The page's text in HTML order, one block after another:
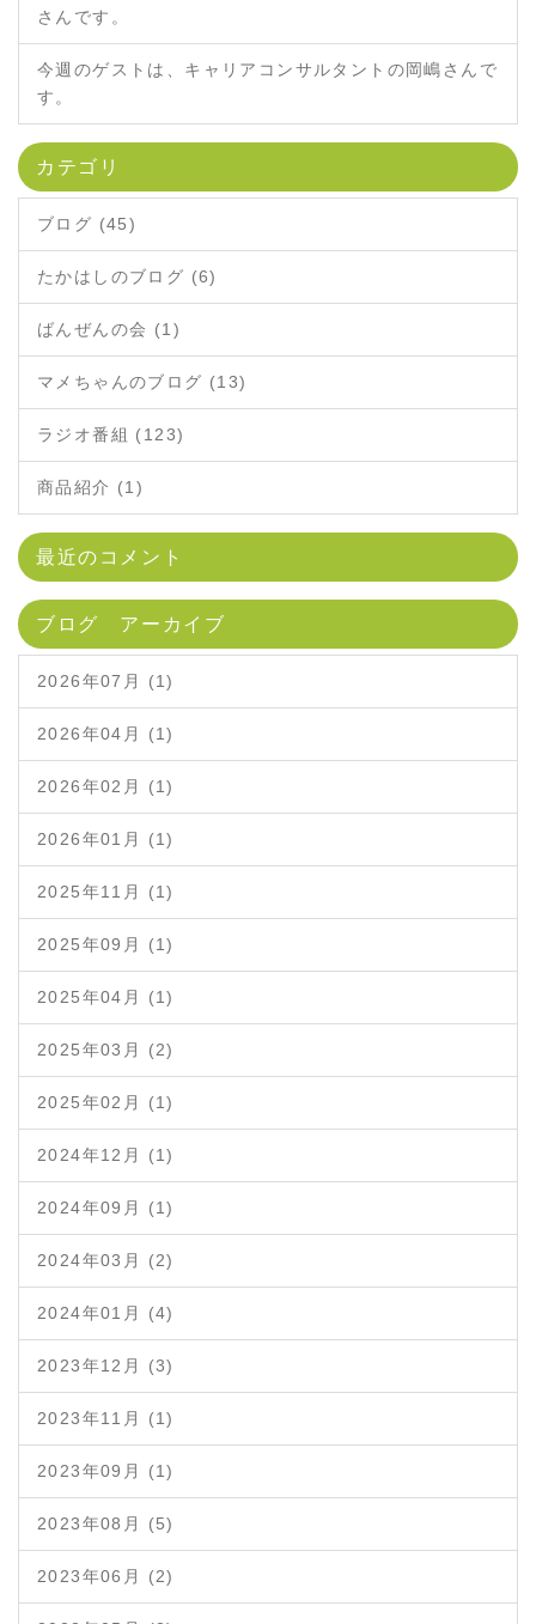
さんです。
今週のゲストは、キャリアコンサルタントの岡嶋さんで
す。
カテゴリ
ブログ (45)
たかはしのブログ (6)
ばんぜんの会 (1)
マメちゃんのブログ (13)
ラジオ番組 (123)
商品紹介 (1)
最近のコメント
ブログ アーカイブ
2026年07月 (1)
2026年04月 (1)
2026年02月 (1)
2026年01月 (1)
2025年11月 (1)
2025年09月 (1)
2025年04月 (1)
2025年03月 (2)
2025年02月 (1)
2024年12月 (1)
2024年09月 (1)
2024年03月 (2)
2024年01月 (4)
2023年12月 (3)
2023年11月 (1)
2023年09月 (1)
2023年08月 (5)
2023年06月 (2)